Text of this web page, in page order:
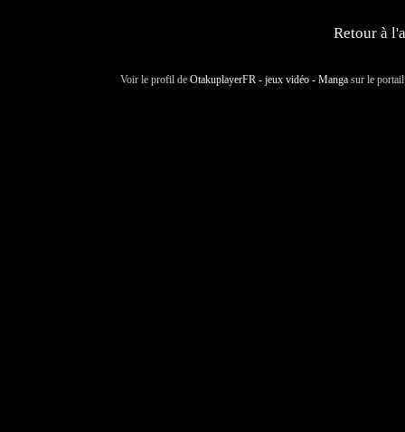
Retour à
Voir le profil de OtakuplayerFR - jeux vidéo - Manga sur le